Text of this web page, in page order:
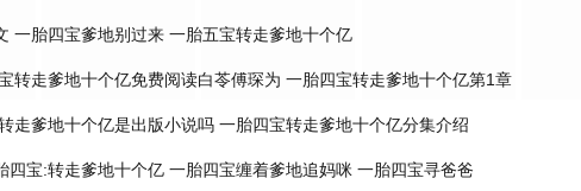
一胎四宝爹地别过来 一胎五宝转走爹地十个亿
转走爹地十个亿免费阅读白苓傅琛为 一胎四宝转走爹地十个亿第1章
走爹地十个亿是出版小说吗 一胎四宝转走爹地十个亿分集介绍
四宝:转走爹地十个亿 一胎四宝缠着爹地追妈咪 一胎四宝寻爸爸